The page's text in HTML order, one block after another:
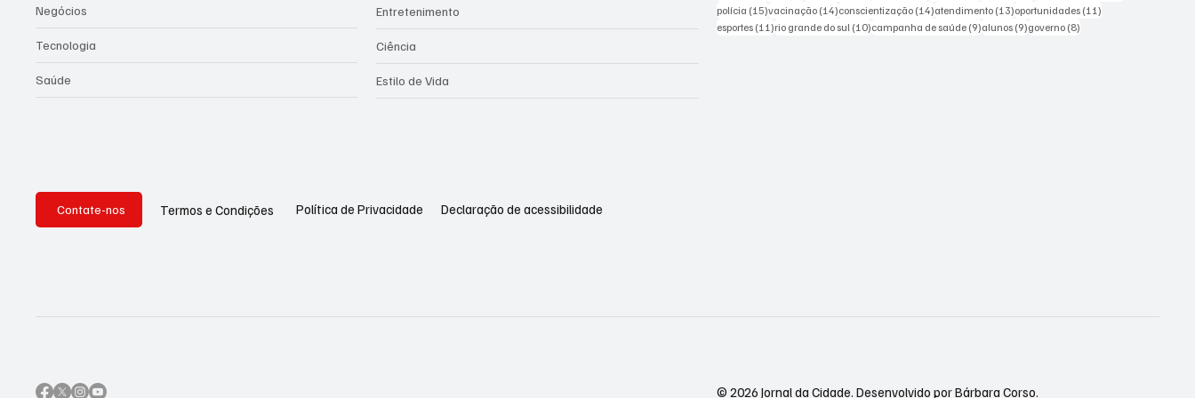
Negócios
Tecnologia
Saúde
Entretenimento
Ciência
Estilo de Vida
polícia (15)15 posts
vacinação (14)14 posts
conscientização (14)14 posts
atendimento (13)13 posts
oportunidades (11)
esportes (11)11 posts
rio grande do sul (10)10 posts
campanha de saúde (9)9 posts
alunos (9)9 posts
governo (8)
Contate-nos Termos e Condições Política de Privacidade Declaração de acessibilidade
© 2026 Jornal da Cidade. Desenvolvido por Bárbara Corso.